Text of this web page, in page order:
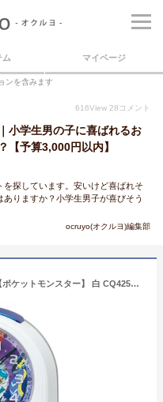
ム マイページ
ンを含みます
616View 28 コメント
小学生男の子に喜ばれるお
【予算3,000円以内】
探しています。安いけど喜ばれそ
りますか？小学生男子が喜びそう
ocruyo(オクルヨ)編集部
SEIKO｜セイコー 目覚まし時計 【ポケットモンスター】 白 CQ425W [アナログ]